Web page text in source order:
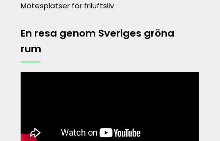
Mötesplatser för friluftsliv
En resa genom Sveriges gröna
rum